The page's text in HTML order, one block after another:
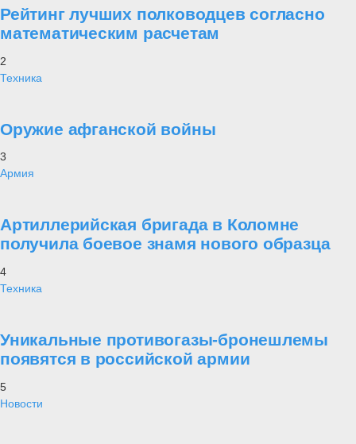
Рейтинг лучших полководцев согласно
математическим расчетам
2
Техника
Оружие афганской войны
3
Армия
Артиллерийская бригада в Коломне
получила боевое знамя нового образца
4
Техника
Уникальные противогазы-бронешлемы
появятся в российской армии
5
Новости